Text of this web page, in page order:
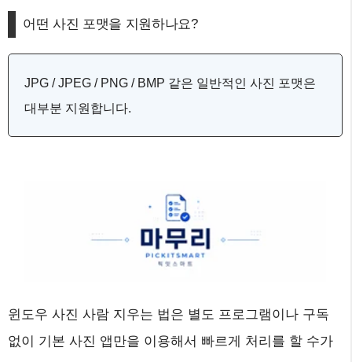
어떤 사진 포맷을 지원하나요?
JPG / JPEG / PNG / BMP 같은 일반적인 사진 포맷은
대부분 지원합니다.
윈도우 사진 사람 지우는 법은 별도 프로그램이나 구독
없이 기본 사진 앱만을 이용해서 빠르게 처리를 할 수가